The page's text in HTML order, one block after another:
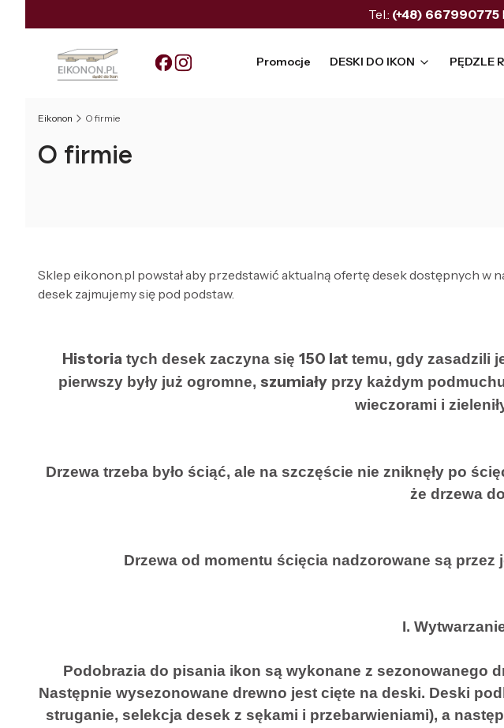
Tel.: (+48) 667990775
Promocje DESKI DO IKON PĘDZLE
Eikonon O firmie
O firmie
Sklep eikonon.pl powstał aby przedstawić aktualną ofertę desek dostępnych w
desek zajmujemy się pod podstaw.
Historia tych desek zaczyna się 150 lat temu, gdy zasadzili
pierwszy były już ogromne, szumiały przy każdym
wieczorami i
Drzewa trzeba było ściąć, ale na szczęście nie zniknęły po
że drzewa
Drzewa od momentu ścięcia nadzorowane są
I.
Podobrazia do pisania ikon są wykonane z sezonowanego
Następnie wysezonowane drewno jest cięte na deski. Deski
struganie, selekcja desek z sękami i przebarwieniami), a